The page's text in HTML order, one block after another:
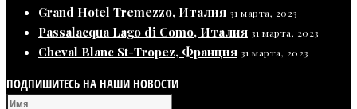
Grand Hotel Tremezzo, Италия 31 марта, 2023
Passalacqua Lago di Como, Италия 31 марта, 2023
Cheval Blanc St-Tropez, Франция 31 марта, 2023
ПОДПИШИТЕСЬ НА НАШИ НОВОСТИ